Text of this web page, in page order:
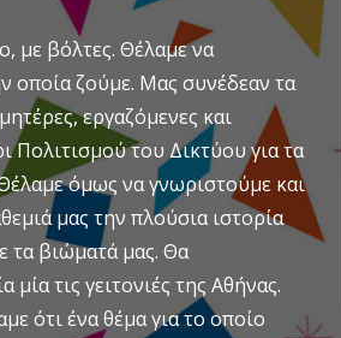
με βόλτες. Θέλαμε να
οποία ζούμε. Μας συνέδεαν τα
εργαζόμενες και
Πολιτισμού του Δικτύου για τα
όμως να γνωριστούμε και
μας την πλούσια ιστορία
τα βιώματά μας. Θα
τις γειτονιές της Αθήνας.
ότι ένα θέμα για το οποίο